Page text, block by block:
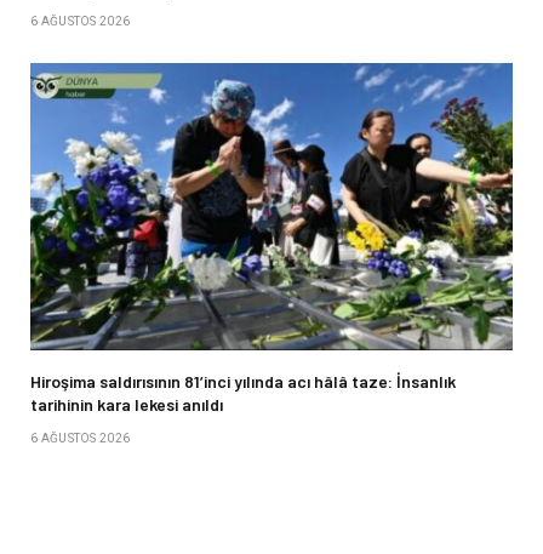
6 AĞUSTOS 2026
Hiroşima saldırısının 81’inci yılında acı hâlâ taze: İnsanlık
tarihinin kara lekesi anıldı
6 AĞUSTOS 2026